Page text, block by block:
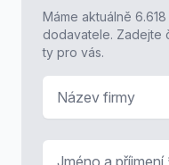
Máme aktuálně
dodavatele. Zadejte
ty pro vás.